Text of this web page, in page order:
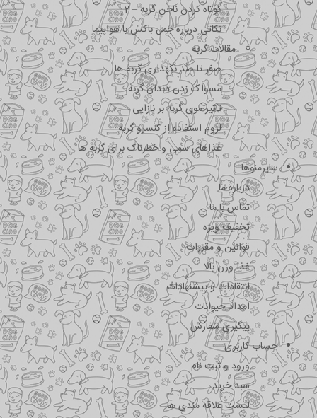
کوتاه کردن ناخن گربه – 2
نکاتی درباره جمل باکس با هواپیما
مقالات گربه
صفر تا صد نگهداری گربه ها
مسواک زدن دندان گربه
تاثیر موی گربه بر نازایی
لزوم استفاده از کنسرو گربه
غذاهای سمی و خطرناک برای گربه ها
سایرمنوها
درباره ما
تماس با ما
تخفیف ویژه
قوانین و مقررات
غذا وزن بالا
انتقادات و پیشنهادات
امداد حیوانات
پیگیری سفارش
حساب کاربری
ورود و ثبت نام
سبد خرید
لیست علاقه مندی ها